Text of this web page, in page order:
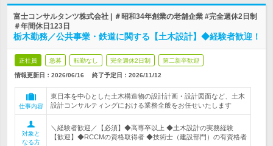
富士コンサルタンツ株式会社 | ＃昭和34年創業の老舗企業 #完全週休2日制
＃年間休日123日
栃木勤務／公共事業・鉄道に関する【土木設計】◆経験者歓迎！
正社員 急募 転勤なし 完全週休2日制 第二新卒歓迎
情報更新日：2026/06/16 終了予定日： 2026/11/12
仕事内容
東日本を中心とした土木構造物の設計計画・設計図面など、土木
設計コンサルティングにおける業務全般をお任せいたします
対象と
なる方
＼経験者歓迎／【必須】◆高専卒以上 ◆土木設計の実務経験
【歓迎】◆RCCMの資格取得者 ◆技術士（建設部門）の有資格者